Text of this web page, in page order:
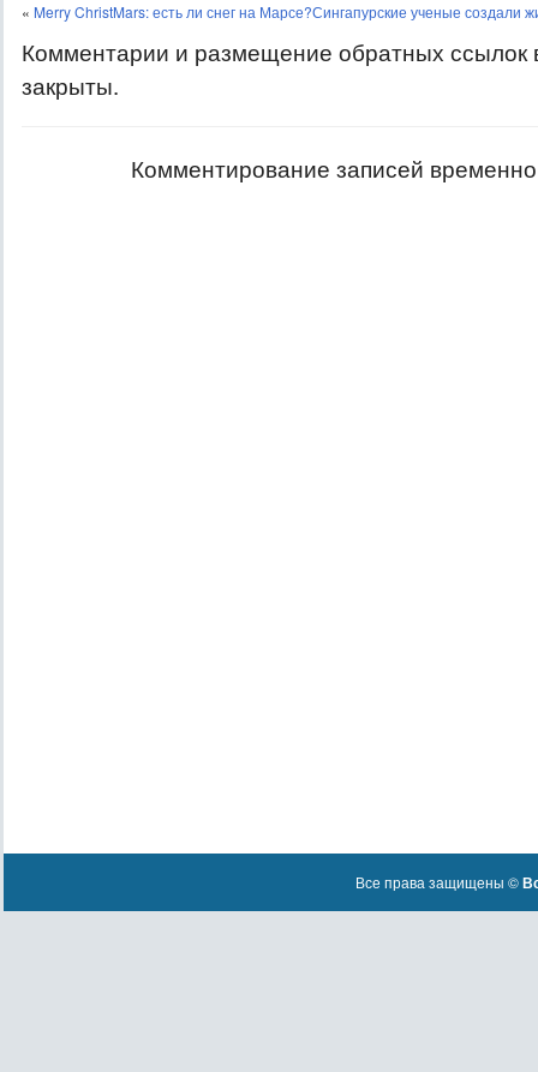
« Merry ChristMars: есть ли снег на Марсе?Сингапурские ученые создали
Комментарии и размещение обратных ссылок
закрыты.
Комментирование записей
Все права защищены ©